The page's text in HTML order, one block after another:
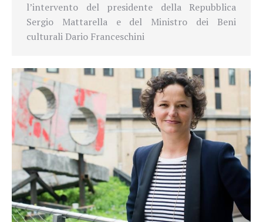
l’intervento del presidente della Repubblica
Sergio Mattarella e del Ministro dei Beni
culturali Dario Franceschini